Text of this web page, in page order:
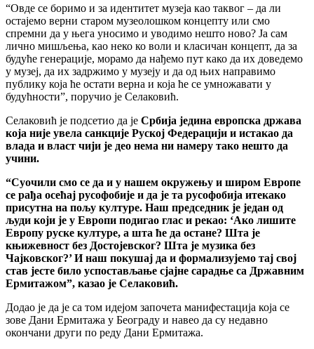
“Овде се боримо и за идентитет музеја као таквог – да ли
остајемо верни старом музеолошком концепту или смо
спремни да у њега уносимо и уводимо нешто ново? Ја сам
лично мишљења, као неко ко воли и класичан концепт, да за
будуће генерације, морамо да нађемо пут како да их доведемо
у музеј, да их задржимо у музеју и да од њих направимо
публику која ће остати верна и која ће се умножавати у
будућности”, поручио је Селаковић.
Селаковић је подсетио да је Србија једина европска држава
која није увела санкције Руској Федерацији и истакао да
влада и власт чији је део нема ни намеру тако нешто да
учини.
“Суочили смо се да и у нашем окружењу и широм Европе
се рађа осећај русофобије и да је та русофобија итекако
присутна на пољу културе. Наш председник је један од
људи који је у Европи подигао глас и рекао: ‘Ако лишите
Европу руске културе, а шта ће да остане? Шта је
књижевност без Достојевског? Шта је музика без
Чајковског?’ И наш покушај да и формализујемо тај свој
став јесте било успостављање сјајне сарадње са Државним
Ермитажом”, казао је Селаковић.
Додао је да је са том идејом започета манифестација која се
зове Дани Ермитажа у Београду и навео да су недавно
окончани други по реду Дани Ермитажа.